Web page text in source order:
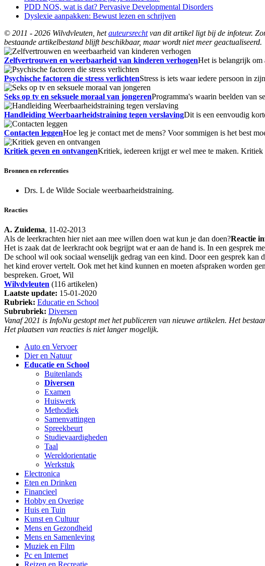
PDD NOS, wat is dat? Pervasive Developmental Disorders
Dyslexie aanpakken: Bewust lezen en schrijven
© 2011 - 2026 Wilvdvleuten, hetauteursrechtvan dit artikel ligt bij de infoteur.
bestaande artikelbestand blijft beschikbaar, maar wordt niet meer geactualiseerd.
Zelfvertrouwen en weerbaarheid van kinderen verhogenHet is belangrijk om
Psychische factoren die stress verlichtenStress is iets waar iedere persoon in
Seks op tv en seksuele moraal van jongerenProgramma's waarin beelden van
Handleiding Weerbaarheidstraining tegen verslavingDit is een eenvoudig
Contacten leggenHoe leg je contact met de mens? Voor sommigen is het best
Kritiek geven en ontvangenKritiek, iedereen krijgt er wel mee te maken.
Bronnen en referenties
Drs. L de Wilde Sociale weerbaarheidstraining.
Reacties
A. Zuidema, 11-02-2013
Als de leerkrachten hier niet aan mee willen doen wat kun je dan doen?Reactie
Het is zaak dat de leerkracht ook begrijpt wat er aan de hand is. In een gesprek
De school wil ook sociaal wenselijk gedrag van een kind. Door een gesprek
het kind erover vertelt. Ook met het kind kunnen en moeten afspraken worden
bespreken. Groet, Wil
Wilvdvleuten (116 artikelen)
Laatste update: 15-01-2020
Rubriek: Educatie en School
Subrubriek: Diversen
Vanaf 2021 is InfoNu gestopt met het publiceren van nieuwe artikelen. Het
Het plaatsen van reacties is niet langer mogelijk.
Auto en Vervoer
Dier en Natuur
Educatie en School
Buitenlands
Diversen
Examen
Huiswerk
Methodiek
Samenvattingen
Spreekbeurt
Studievaardigheden
Taal
Wereldorientatie
Werkstuk
Electronica
Eten en Drinken
Financieel
Hobby en Overige
Huis en Tuin
Kunst en Cultuur
Mens en Gezondheid
Mens en Samenleving
Muziek en Film
Pc en Internet